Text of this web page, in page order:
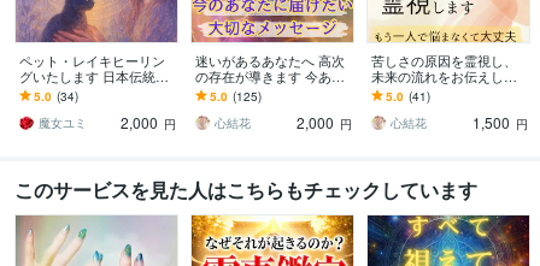
ペット・レイキヒーリン
グいたします 日本伝統臼
井式レイキで、あなたの
大切な家族を元気に❤
5.0 (34)
魔女ユミ
2,000 円
迷いがあるあなたへ 高次
の存在が導きます 今あな
たに必要な特別なメッセ
ージをお届けします✧*｡
5.0 (125)
心結花
2,000 円
苦しさの原因を霊視し、
未来の流れをお伝えしま
す 見えない不安・重さ・
執着のループから抜け出
すヒントをお伝え
5.0 (41)
心結花
1,500 円
このサービスを見た人はこちらもチェックしています